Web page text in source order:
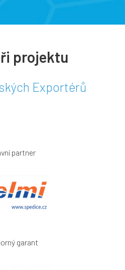
projektu
Exportérů
partner
garant